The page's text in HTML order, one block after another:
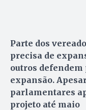
Parte dos
precisa de
outros
expansão.
parlamentares
projeto até maio